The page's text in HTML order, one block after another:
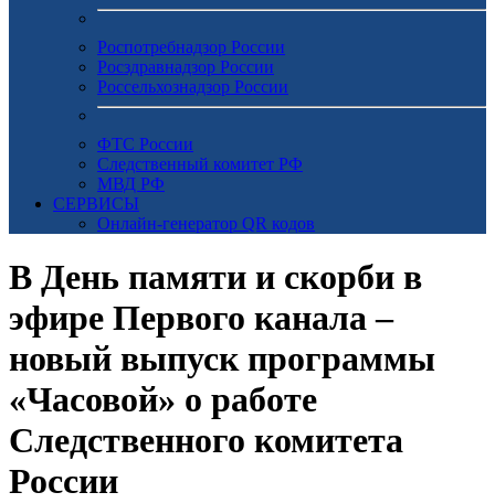
Роспотребнадзор России
Росздравнадзор России
Россельхознадзор России
ФТС России
Следственный комитет РФ
МВД РФ
СЕРВИСЫ
Онлайн-генератор QR кодов
В День памяти и скорби в
эфире Первого канала –
новый выпуск программы
«Часовой» о работе
Следственного комитета
России